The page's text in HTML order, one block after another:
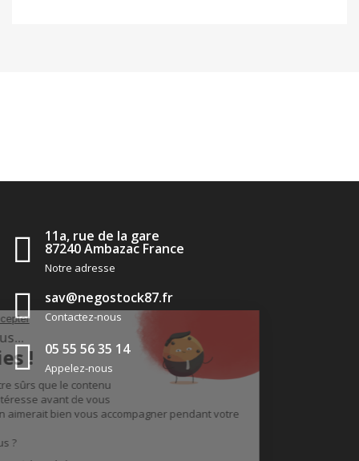
11a, rue de la gare
87240 Ambazac France
Notre adresse
sav@negostock87.fr
Contactez-nous
05 55 56 35 14
Appelez-nous